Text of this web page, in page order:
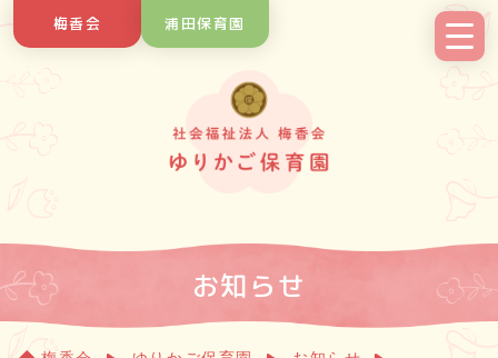
to
梅香会 浦田保育園
お知らせ